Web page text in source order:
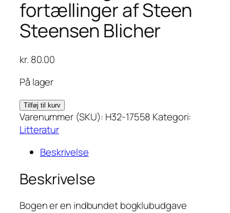
fortællinger af Steen
Steensen Blicher
kr. 80.00
På lager
Noveller
og
fortællinger
Steen
Blicher
Tilføj til kurv
Varenummer (SKU): H32-17558 Kategori:
Litteratur
Beskrivelse
Beskrivelse
Bogen er en indbundet bogklubudgave